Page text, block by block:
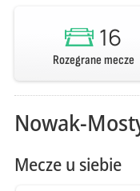
16
Rozegrane mecze
Nowak-
Mecze u siebie